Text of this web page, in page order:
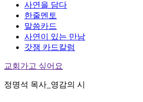
사연을 담다
한줄멘토
말씀카드
사연이 있는 만남
갓잼 카드칼럼
교회가고 싶어요
정명석 목사_영감의 시